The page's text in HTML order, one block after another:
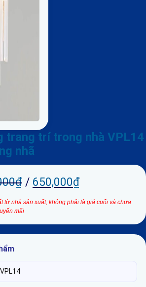
trang trí trong nhà VPL14
nhã
₫ / 650,000₫
từ nhà sản xuất, không phải là giá cuối và chưa
mãi
VPL14